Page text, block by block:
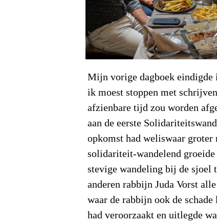
Mijn vorige dagboek eindigde
ik moest stoppen met
afzienbare tijd zou worden
aan de eerste
opkomst had weliswaar groter
solidariteit-wandelend groeide
stevige wandeling bij de sjoel
anderen rabbijn Juda Vorst
waar de rabbijn ook de
had veroorzaakt en uitlegde